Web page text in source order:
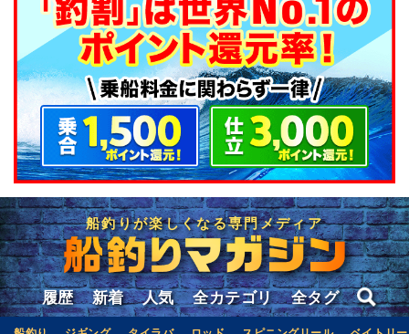
船釣りが楽しくなる専門メディア
履歴 新着 人気 全カテゴリ 全タグ